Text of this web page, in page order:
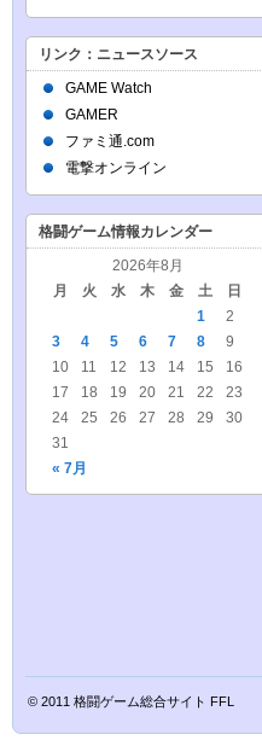
リンク：ニュースソース
GAME Watch
GAMER
ファミ通.com
電撃オンライン
格闘ゲーム情報カレンダー
2026年8月
月
火 水 木 金 土 日
« 7月
1
2
3
4 5 6 7 8
9
10
11 12 13 14 15
16
17
18 19 20 21 22
23
24
25 26 27 28 29
30
31
© 2011 格闘ゲーム総合サイト FFL